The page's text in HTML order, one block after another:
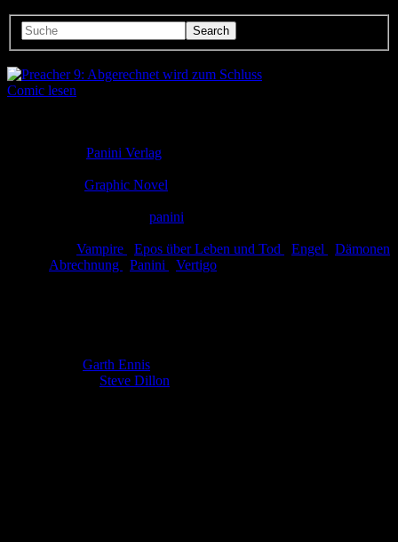
Comic lesen
Panini Verlag
Graphic Novel
panini
Vampire Epos über Leben und Tod Engel
Dämonen
Abrechnung Panini Vertigo
Garth Ennis
Steve Dillon